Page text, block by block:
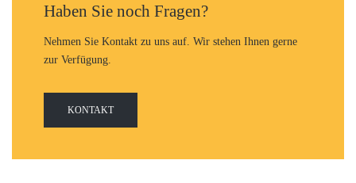
Haben Sie noch Fragen?
Nehmen Sie Kontakt zu uns auf. Wir stehen Ihnen gerne
zur Verfügung.
KONTAKT